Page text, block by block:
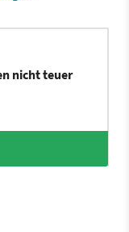
nicht teuer